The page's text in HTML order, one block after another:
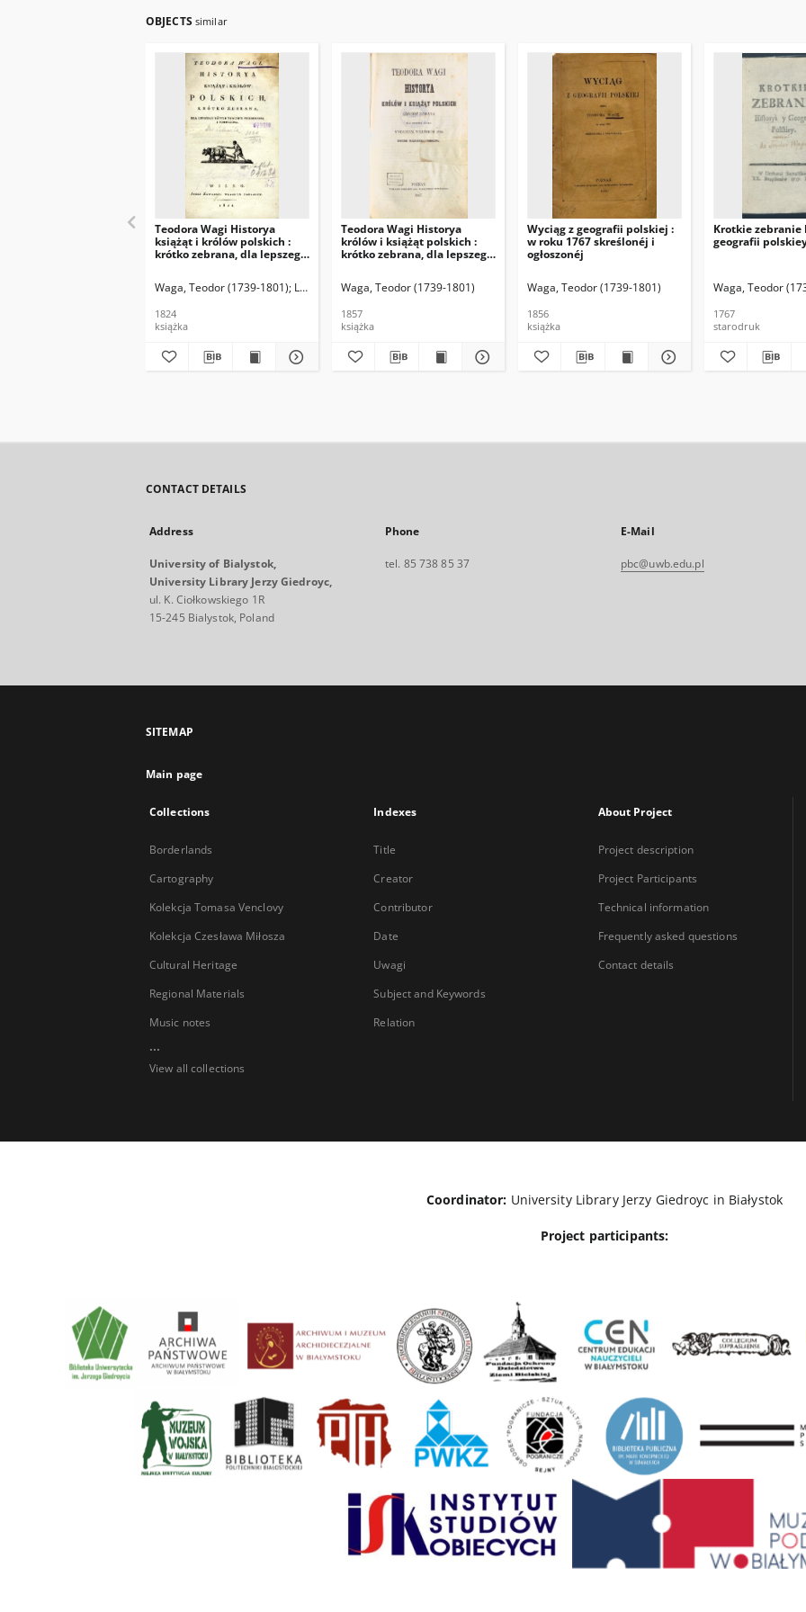
OBJECTS similar
Teodora Wagi Historya
książąt i królów polskich :
krótko zebrana, dla lepszego
Waga, Teodor (1739-1801) Lelewel, Joachim (1786-1861). Oprac.
1824
książka
Teodora Wagi Historya
królów i książąt polskich :
krótko zebrana, dla lepszego
pomnożona.
Waga, Teodor (1739-1801)
1857
książka
Wyciąg z geografii polskiej :
w roku 1767 skreślonéj i
ogłoszonéj
Waga, Teodor (1739-1801)
1856
książka
Krotkie
geografii
Waga, Teodor
1767
starodruk
CONTACT DETAILS
Address
University of Bialystok,
University Library Jerzy Giedroyc,
ul. K. Ciołkowskiego 1R
15-245 Bialystok, Poland
Phone
tel. 85 738 85 37
E-Mail
pbc@uwb.edu.pl
SITEMAP
Main page
Collections
Borderlands
Cartography
Kolekcja Tomasa Venclovy
Kolekcja Czesława Miłosza
Cultural Heritage
Regional Materials
Music notes
...
View all collections
Indexes
Title
Creator
Contributor
Date
Uwagi
Subject and Keywords
Relation
About Project
Project description
Project Participants
Technical information
Frequently asked questions
Contact details
Coordinator: University Library Jerzy Giedroyc in Białystok
Project participants: